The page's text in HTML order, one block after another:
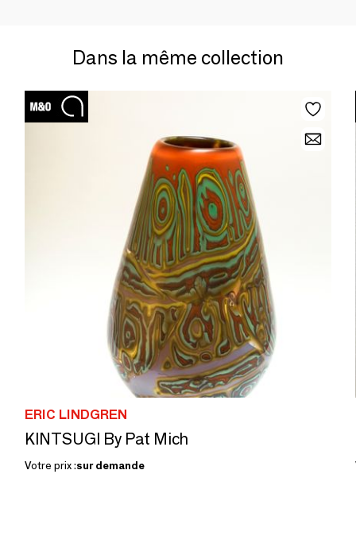
Dans la même collection
ERIC LINDGREN
KINTSUGI By Pat Mich
Votre prix :sur demande